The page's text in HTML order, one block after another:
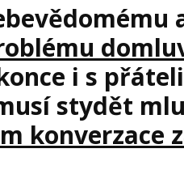
i s
stydět
konverzace